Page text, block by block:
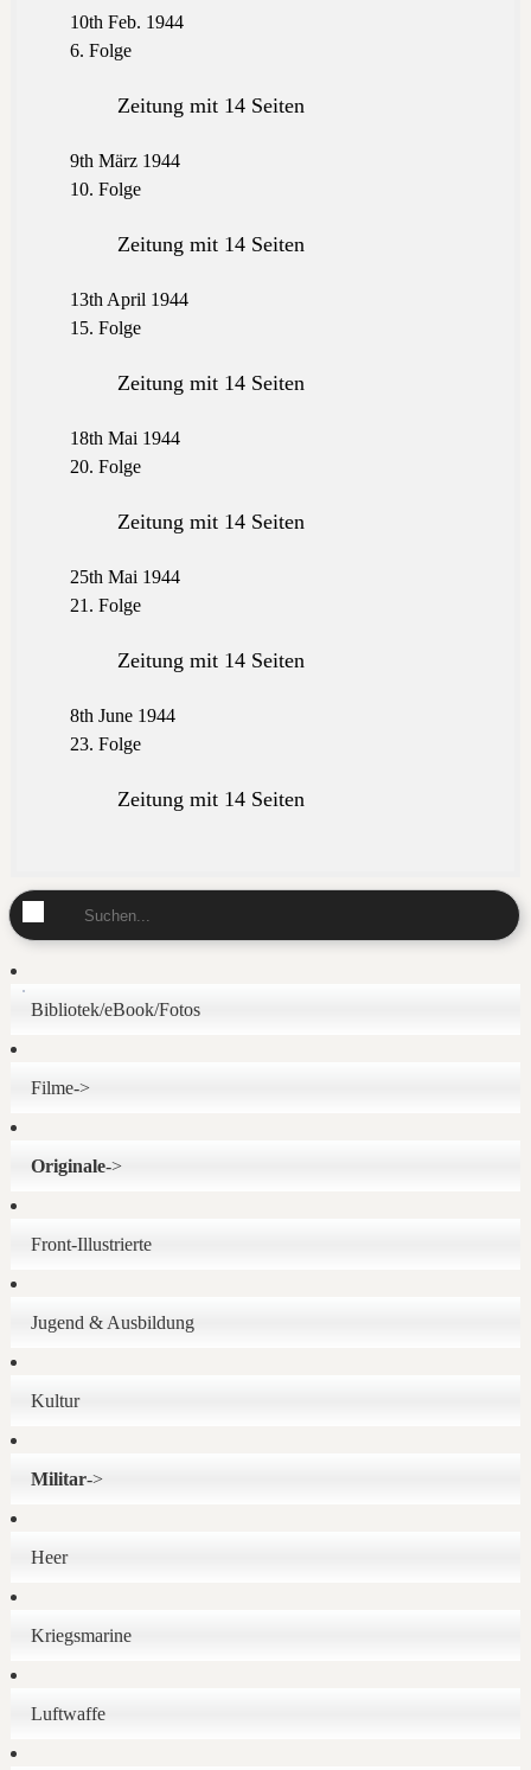
10th Feb. 1944
6. Folge
Zeitung mit 14 Seiten
9th März 1944
10. Folge
Zeitung mit 14 Seiten
13th April 1944
15. Folge
Zeitung mit 14 Seiten
18th Mai 1944
20. Folge
Zeitung mit 14 Seiten
25th Mai 1944
21. Folge
Zeitung mit 14 Seiten
8th June 1944
23. Folge
Zeitung mit 14 Seiten
Bibliotek/eBook/Fotos
Filme->
Originale->
Front-Illustrierte
Jugend & Ausbildung
Kultur
Militar->
Heer
Kriegsmarine
Luftwaffe